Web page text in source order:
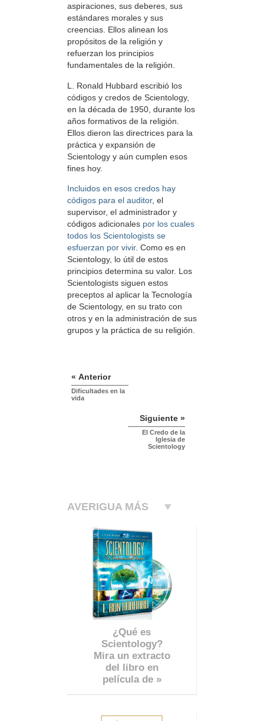
aspiraciones, sus deberes, sus
estándares morales y sus
creencias. Ellos alinean los
propósitos de la religión y
refuerzan los principios
fundamentales de la religión.
L. Ronald Hubbard escribió los
códigos y credos de Scientology,
en la década de 1950, durante los
años formativos de la religión.
Ellos dieron las directrices para la
práctica y expansión de
Scientology y aún cumplen esos
fines hoy.
Incluidos en esos credos hay
códigos para el auditor, el
supervisor, el administrador y
códigos adicionales por los cuales
todos los Scientologists se
esfuerzan por vivir. Como es en
Scientology, lo útil de estos
principios determina su valor. Los
Scientologists siguen estos
preceptos al aplicar la Tecnología
de Scientology, en su trato con
otros y en la administración de sus
grupos y la práctica de su religión.
« Anterior
Dificultades en la
vida
Siguiente »
El Credo de la
Iglesia de
Scientology
AVERIGUA MÁS
¿Qué es
Scientology?
Mira un extracto
del libro en
película de »